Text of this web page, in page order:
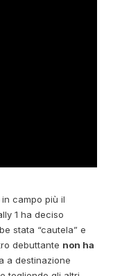
campo più il
1 ha deciso
stata “cautela” e
debuttante non ha
a destinazione